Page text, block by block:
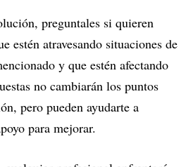
preguntales si quieren
estén atravesando situaciones de
y que estén afectando
no cambiarán los puntos
pero pueden ayudarte a
para mejorar.